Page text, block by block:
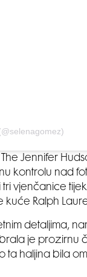
Jennifer
kontrolu nad
vjenčanice
Ralph
detaljima,
je prozirnu
haljina bila